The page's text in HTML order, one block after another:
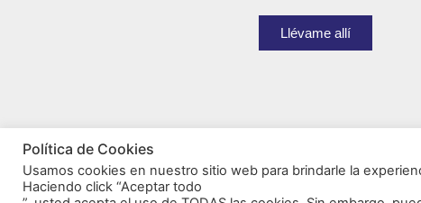
Llévame allí
Política de Cookies
Usamos cookies en nuestro sitio web para brindarle la
Haciendo click “Aceptar todo